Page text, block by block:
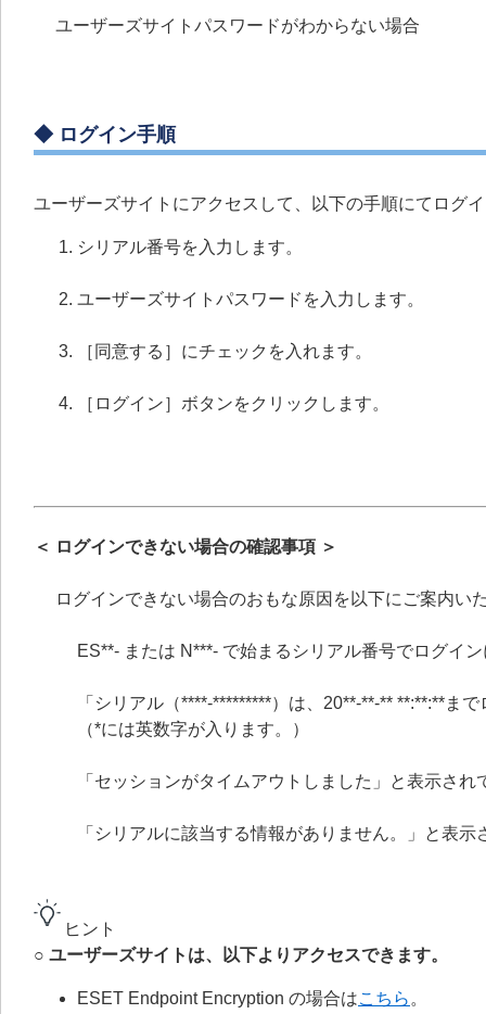
ユーザーズサイトパスワードがわからない場合
◆ ログイン手順
ユーザーズサイトにアクセスして、以下の手順にてログ
シリアル番号を入力します。
ユーザーズサイトパスワードを入力します。
［同意する］にチェックを入れます。
［ログイン］ボタンをクリックします。
＜ ログインできない場合の確認事項 ＞
ログインできない場合のおもな原因を以下にご案内い
ES**- または N***- で始まるシリアル番号でログイ
「シリアル（****-*********）は、20**-**-** **:**:**ま
（*には英数字が入ります。）
「セッションがタイムアウトしました」と表示さ
「シリアルに該当する情報がありません。」と表
ヒント
○ ユーザーズサイトは、以下よりアクセスできます。
ESET Endpoint Encryption の場合はこちら 。